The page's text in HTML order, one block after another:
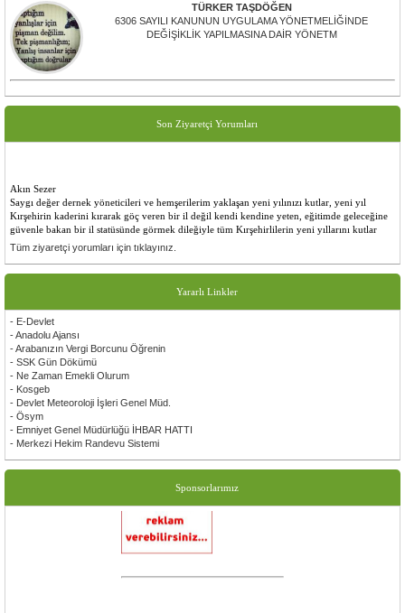
TÜRKER TAŞDÖĞEN
6306 SAYILI KANUNUN UYGULAMA YÖNETMELİĞİNDE
DEĞİŞİKLİK YAPILMASINA DAİR YÖNETM
Son Ziyaretçi Yorumları
Akın Sezer
Saygı değer dernek yöneticileri ve hemşerilerim yaklaşan yeni yılınızı kutlar, yeni yıl
Kırşehirin kaderini kırarak göç veren bir il değil kendi kendine yeten, eğitimde geleceğine
güvenle bakan bir il statüsünde görmek dileğiyle tüm Kırşehirlilerin yeni yıllarını kutlar
Ersoy Gezer
olarak yanınızda oldugumu belirtir tüm kırşehirli hemşerilerime sevgi ve saygılar sunarım
Gürsel Tek
Siteniz çok güzel olmuş emeği geçen herkese çok teşekkür ederim.
Tüm ziyaretçi yorumları için tıklayınız.
Yararlı Linkler
- E-Devlet
- Anadolu Ajansı
- Arabanızın Vergi Borcunu Öğrenin
- SSK Gün Dökümü
- Ne Zaman Emekli Olurum
- Kosgeb
- Devlet Meteoroloji İşleri Genel Müd.
- Ösym
- Emniyet Genel Müdürlüğü İHBAR HATTI
- Merkezi Hekim Randevu Sistemi
Sponsorlarımız